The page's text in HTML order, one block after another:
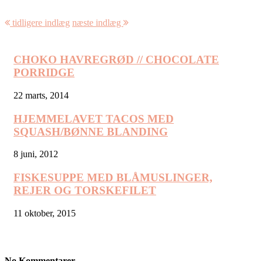
tidligere indlæg næste indlæg
CHOKO HAVREGRØD // CHOCOLATE
PORRIDGE
22 marts, 2014
HJEMMELAVET TACOS MED
SQUASH/BØNNE BLANDING
8 juni, 2012
FISKESUPPE MED BLÅMUSLINGER,
REJER OG TORSKEFILET
11 oktober, 2015